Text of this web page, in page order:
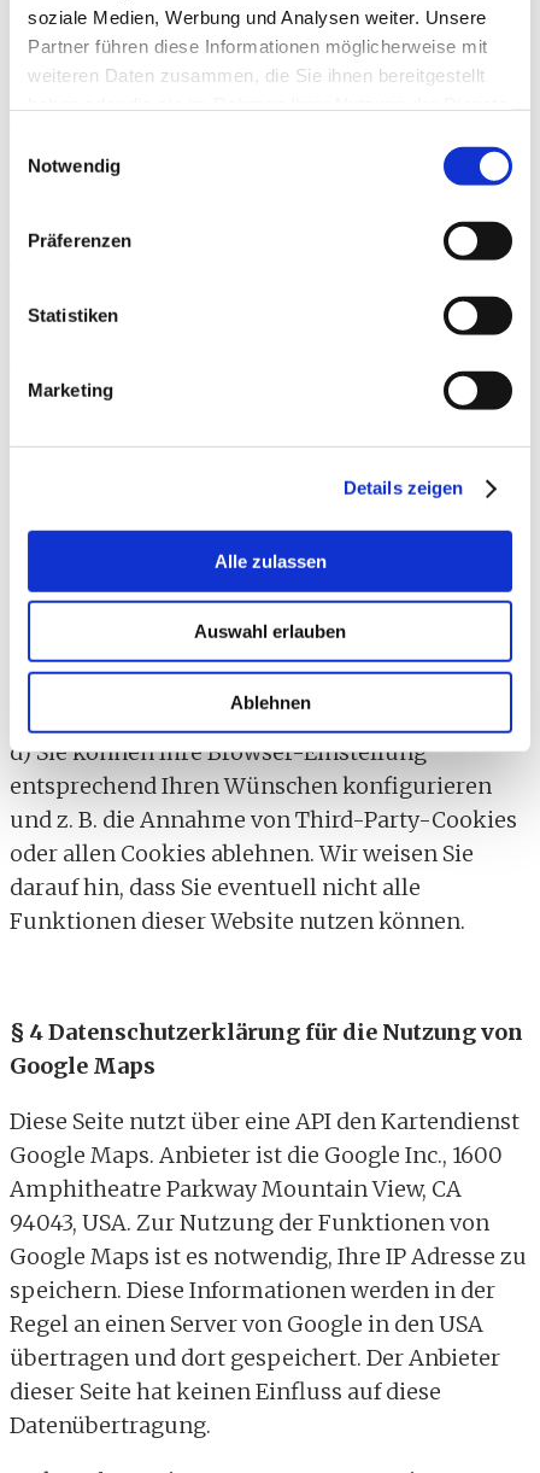
soziale Medien, Werbung und Analysen weiter. Unsere
Partner führen diese Informationen möglicherweise mit
weiteren Daten zusammen, die Sie ihnen bereitgestellt
Notwendig
Präferenzen
Statistiken
Marketing
Details zeigen
Alle zulassen
Auswahl erlauben
Ablehnen
– Transiente Cookies (dazu b)
– Persistente Cookies (dazu c).
gelöscht, wenn Sie den Browser schließen. Dazu
speichern eine sogenannte Session-ID, mit
Browsers der gemeinsamen Sitzung zuordnen
lassen. Dadurch kann Ihr Rechner wiedererkannt
zurückkehren. Die Session-Cookies werden
c) Persistente Cookies werden automatisiert
nach einer vorgegebenen Dauer gelöscht, die
sich je nach Cookie unterscheiden kann. Sie
können die Cookies in den
Sicherheitseinstellungen Ihres Browsers
d) Sie können Ihre Browser-Einstellung
entsprechend Ihren Wünschen konfigurieren
und z. B. die Annahme von Third-Party-Cookies
oder allen Cookies ablehnen. Wir weisen Sie
darauf hin, dass Sie eventuell nicht alle
Funktionen dieser Website nutzen können.
§ 4 Datenschutzerklärung für die Nutzung von
Google Maps
Diese Seite nutzt über eine API den Kartendienst
Google Maps. Anbieter ist die Google Inc., 1600
Amphitheatre Parkway Mountain View, CA
94043, USA. Zur Nutzung der Funktionen von
Google Maps ist es notwendig, Ihre IP Adresse zu
speichern. Diese Informationen werden in der
Regel an einen Server von Google in den USA
übertragen und dort gespeichert. Der Anbieter
dieser Seite hat keinen Einfluss auf diese
Datenübertragung.